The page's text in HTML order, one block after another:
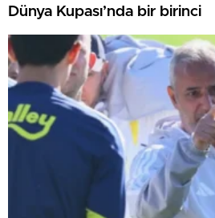
Dünya Kupası’nda bir birinci